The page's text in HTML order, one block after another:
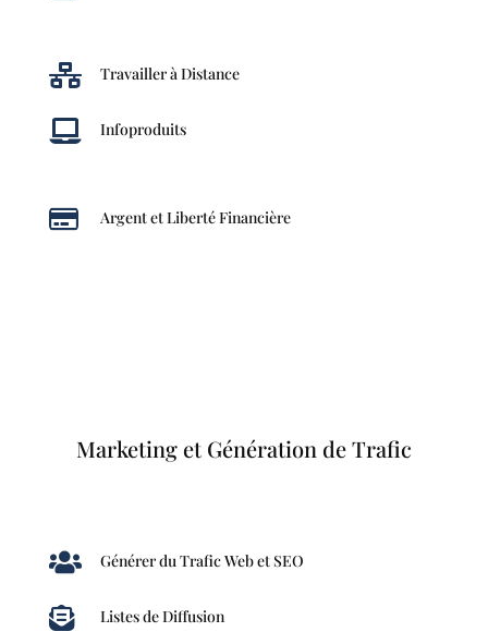
 Travailler à Distance
 Infoproduits
 Argent et Liberté Financière
Marketing et Génération de Trafic
 Générer du Trafic Web et SEO
 Listes de Diffusion